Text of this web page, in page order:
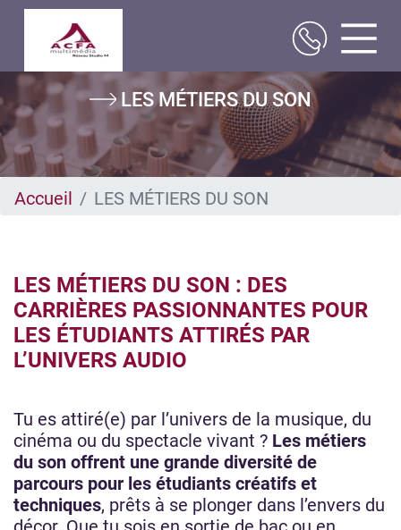
Aller
au
contenu
principal
LES MÉTIERS DU SON
Image
Accueil LES MÉTIERS DU SON
LES MÉTIERS DU SON : DES
CARRIÈRES PASSIONNANTES POUR
LES ÉTUDIANTS ATTIRÉS PAR
L’UNIVERS AUDIO
Tu es attiré(e) par l’univers de la musique, du
cinéma ou du spectacle vivant ? Les métiers
du son offrent une grande diversité de
parcours pour les étudiants créatifs et
techniques, prêts à se plonger dans l’envers du